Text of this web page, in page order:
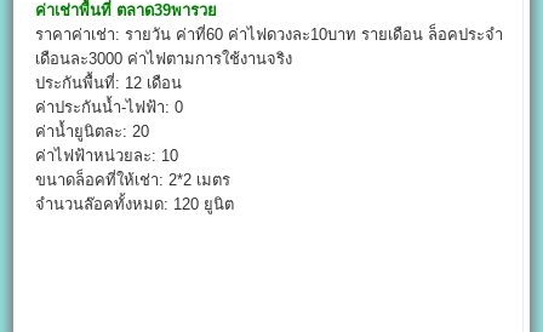
ค่าเช่าพื้นที่ ตลาด39พารวย
ราคาค่าเช่า: รายวัน ค่าที่60 ค่าไฟดวงละ10บาท รายเดือน ล็อคประจำ
เดือนละ3000 ค่าไฟตามการใช้งานจริง
ประกันพื้นที่: 12 เดือน
ค่าประกันน้ำ-ไฟฟ้า: 0
ค่าน้ำยูนิตละ: 20
ค่าไฟฟ้าหน่วยละ: 10
ขนาดล็อคที่ให้เช่า: 2*2 เมตร
จำนวนล๊อคทั้งหมด: 120 ยูนิต